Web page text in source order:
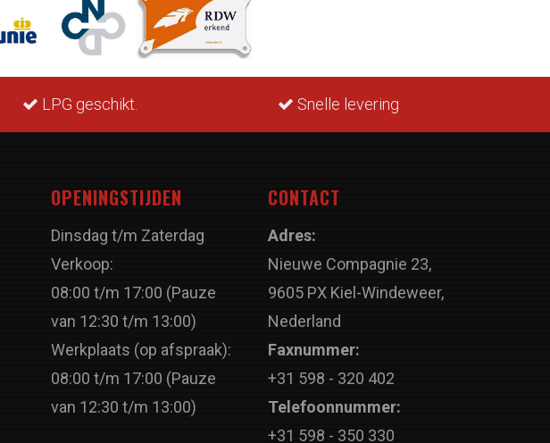
LPG geschikt. Snelle levering
OPENINGSTIJDEN
Dinsdag t/m Zaterdag
Verkoop:
08:00 t/m 17:00 (Pauze
van 12:30 t/m 13:00)
Werkplaats (op afspraak):
08:00 t/m 17:00 (Pauze
van 12:30 t/m 13:00)
CONTACT
Adres:
Nieuwe Compagnie 23,
9605 PX Kiel-Windeweer,
Nederland
Faxnummer:
+31 598 - 320 402
Telefoonnummer:
+31 598 - 350 330